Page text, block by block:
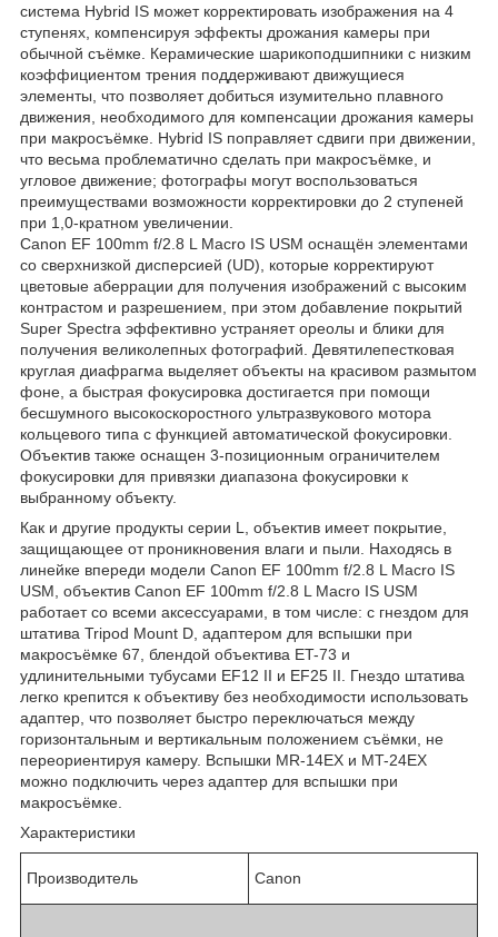
система Hybrid IS может корректировать изображения на 4
ступенях, компенсируя эффекты дрожания камеры при
обычной съёмке. Керамические шарикоподшипники с низким
коэффициентом трения поддерживают движущиеся
элементы, что позволяет добиться изумительно плавного
движения, необходимого для компенсации дрожания камеры
при макросъёмке. Hybrid IS поправляет сдвиги при движении,
что весьма проблематично сделать при макросъёмке, и
угловое движение; фотографы могут воспользоваться
преимуществами возможности корректировки до 2 ступеней
при 1,0-кратном увеличении.
Canon EF 100mm f/2.8 L Macro IS USM оснащён элементами
со сверхнизкой дисперсией (UD), которые корректируют
цветовые аберрации для получения изображений с высоким
контрастом и разрешением, при этом добавление покрытий
Super Spectra эффективно устраняет ореолы и блики для
получения великолепных фотографий. Девятилепестковая
круглая диафрагма выделяет объекты на красивом размытом
фоне, а быстрая фокусировка достигается при помощи
бесшумного высокоскоростного ультразвукового мотора
кольцевого типа с функцией автоматической фокусировки.
Объектив также оснащен 3-позиционным ограничителем
фокусировки для привязки диапазона фокусировки к
выбранному объекту.
Как и другие продукты серии L, объектив имеет покрытие,
защищающее от проникновения влаги и пыли. Находясь в
линейке впереди модели Canon EF 100mm f/2.8 L Macro IS
USM, объектив Canon EF 100mm f/2.8 L Macro IS USM
работает со всеми аксессуарами, в том числе: с гнездом для
штатива Tripod Mount D, адаптером для вспышки при
макросъёмке 67, блендой объектива ET-73 и
удлинительными тубусами EF12 II и EF25 II. Гнездо штатива
легко крепится к объективу без необходимости использовать
адаптер, что позволяет быстро переключаться между
горизонтальным и вертикальным положением съёмки, не
переориентируя камеру. Вспышки MR-14EX и MT-24EX
можно подключить через адаптер для вспышки при
макросъёмке.
Характеристики
Производитель Canon